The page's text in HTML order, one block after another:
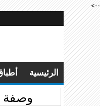
-->
الرئيسية
وصفة